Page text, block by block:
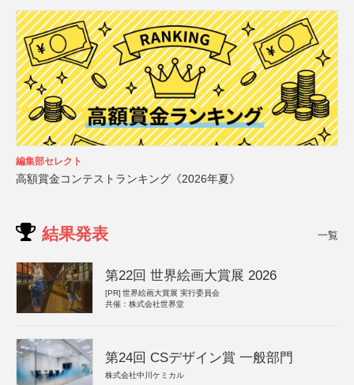
編集部セレクト
高額賞金コンテストランキング《2026年夏》
結果発表 一覧
第22回 世界絵画大賞展 2026
[PR] 世界絵画大賞展 実行委員会
共催：株式会社世界堂
第24回 CSデザイン賞 一般部門
株式会社中川ケミカル